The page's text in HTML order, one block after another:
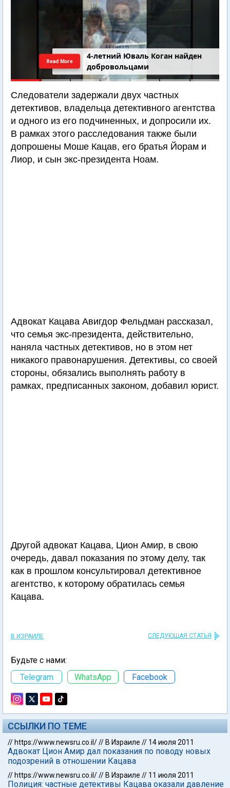
4-летний Юваль Коган найден
добровольцами
Read More
Следователи задержали двух частных
детективов, владельца детективного агентства
и одного из его подчиненных, и допросили их.
В рамках этого расследования также были
допрошены Моше Кацав, его братья Йорам и
Лиор, и сын экс-президента Ноам.
Адвокат Кацава Авигдор Фельдман рассказал,
что семья экс-президента, действительно,
наняла частных детективов, но в этом нет
никакого правонарушения. Детективы, со своей
стороны, обязались выполнять работу в
рамках, предписанных законом, добавил юрист.
Другой адвокат Кацава, Цион Амир, в свою
очередь, давал показания по этому делу, так
как в прошлом консультировал детективное
агентство, к которому обратилась семья
Кацава.
В ИЗРАИЛЕ СЛЕДУЮЩАЯ СТАТЬЯ
Будьте с нами:
Telegram
WhatsApp Facebook
ССЫЛКИ ПО ТЕМЕ
// https://www.newsru.co.il/// В Израиле // 14 июля 2011
Адвокат Цион Амир дал показания по поводу новых
подозрений в отношении Кацава
// https://www.newsru.co.il/// В Израиле // 11 июля 2011
Полиция: частные детективы Кацава оказали давление